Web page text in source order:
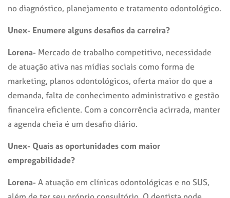
no diagnóstico, planejamento e tratamento odontológico.
Unex- Enumere alguns desafios da carreira?
Lorena- Mercado de trabalho competitivo, necessidade
de atuação ativa nas mídias sociais como forma de
marketing, planos odontológicos, oferta maior do que a
demanda, falta de conhecimento administrativo e gestão
financeira eficiente. Com a concorrência acirrada, manter
a agenda cheia é um desafio diário.
Unex- Quais as oportunidades com maior
empregabilidade?
Lorena- A atuação em clínicas odontológicas e no SUS,